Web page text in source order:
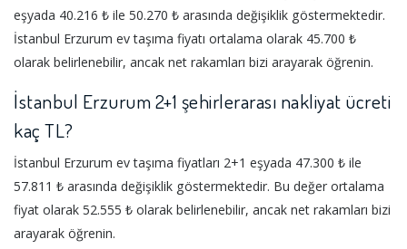
eşyada 40.216 ₺ ile 50.270 ₺ arasında değişiklik göstermektedir.
İstanbul Erzurum ev taşıma fiyatı ortalama olarak 45.700 ₺
olarak belirlenebilir, ancak net rakamları bizi arayarak öğrenin.
İstanbul Erzurum 2+1 şehirlerarası nakliyat ücreti
kaç TL?
İstanbul Erzurum ev taşıma fiyatları 2+1 eşyada 47.300 ₺ ile
57.811 ₺ arasında değişiklik göstermektedir. Bu değer ortalama
fiyat olarak 52.555 ₺ olarak belirlenebilir, ancak net rakamları bizi
arayarak öğrenin.